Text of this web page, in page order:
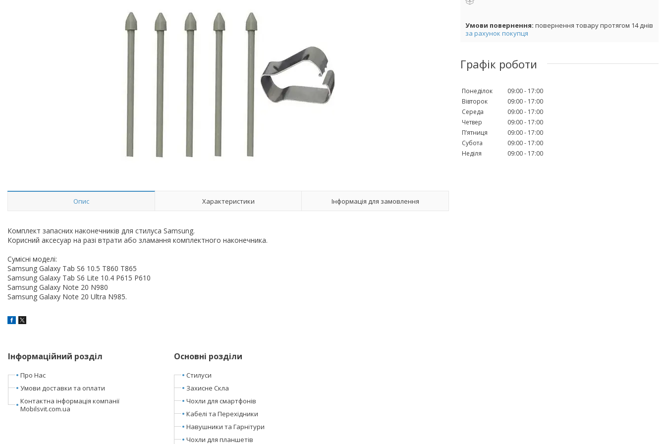
Опис Характеристики Інформація для замовлення
Комплект запасних наконечників для стилуса Samsung.
Корисний аксесуар на разі втрати або зламання комплектного наконечника.
Сумісні моделі:
Samsung Galaxy Tab S6 10.5 T860 T865
Samsung Galaxy Tab S6 Lite 10.4 P615 P610
Samsung Galaxy Note 20 N980
Samsung Galaxy Note 20 Ultra N985.
повернення товару протягом 14 днів
за рахунок покупця
Графік роботи
Понеділок 09:00
17:00
Вівторок
09:00
17:00
Середа
09:00
17:00
Четвер
09:00
17:00
Пʼятниця
09:00
17:00
Субота
09:00
17:00
Неділя
09:00 17:00
Інформаційний розділ
Про Нас
Умови доставки та оплати
Контактна інформація компанії
Mobilsvit.com.ua
Основні розділи
Стилуси
Захисне Скла
Чохли для смартфонів
Кабелі та Перехідники
Навушники та Гарнітури
Чохли для планшетів